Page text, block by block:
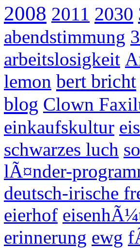
2008 2011 2030
abendstimmung
arbeitslosigkeit
lemon bert bricht
blog Clown
einkaufskultur
schwarzes luch
lÃ¤nder-
deutsch-irische
eierhof
erinnerung ewg